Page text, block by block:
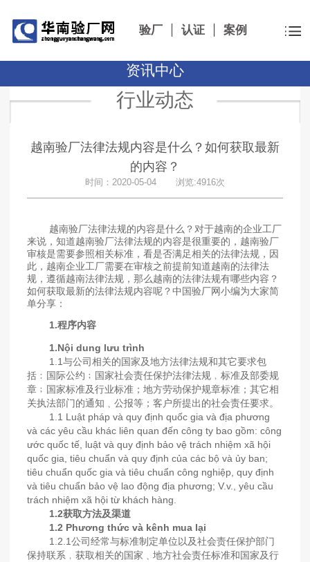
验厂 认证 案例
资讯中心
行业动态
越南验厂法律法规内容是什么？如何获取最新
的内容？
时间：2020-05-04 浏览:4916次
越南验厂法律法规的内容是什么？对于越南的企业工厂
来说，知道越南验厂法律法规的内容是很重要的，越南验厂
审核是需要参照相关标准，看是否满足相关的法律法规，因
此，越南企业工厂需要在审核之前提前知道越南的法律法
规，遵循越南法律法规，那么越南的法律法规有哪些内容？
如何获取最新的法律法规内容呢？中国验厂网小编为大家简
单分享：
1.程序内容
1.Nội dung lưu trình
1.1与公司相关的国家及地方法律法规和其它要求包
括﹕国际公约﹔国家社会责任保护法律法规﹐标准及部委规
章﹔国家标准及行业标准；地方劳动保护规章标准；其它相
关执法部门的通知﹑公报等；客户所提出的社会责任要求。
1.1 Luật pháp và quy định quốc gia và địa phương
và các yêu cầu khác liên quan đến công ty bao gồm: công
ước quốc tế, luật và quy định bảo vệ trách nhiệm xã hội
quốc gia, tiêu chuẩn và quy định của các bộ và ủy ban;
tiêu chuẩn quốc gia và tiêu chuẩn công nghiệp, quy định
và tiêu chuẩn bảo vệ lao động địa phương; V.v., yêu cầu
trách nhiệm xã hội từ khách hàng.
1.2获取方法及渠道
1.2 Phương thức và kênh mua lại
1.2.1公司经常与标准制定单位以及社会责任保护部门
保持联系﹐获取相关的国家﹑地方社会责任标准和国家及行